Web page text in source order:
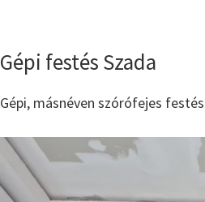
Gépi festés Szada
Gépi, másnéven szórófejes